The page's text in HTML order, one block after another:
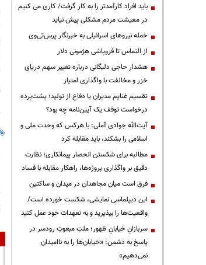
باید افراد کارآمدتر را به کار گرفت/ کاری می کنیم
در معیشت مردم مشکلی پیش نیاید
حمله نیروهای اسرائیلی به خبرنگار پرس‌تی‌وی
از التماس تا فروپاشی هژمونی دلار
هشدار حاجی دلیگانی درباره تغییر سهم دریای
خزر و مخالفت با واگذاری امتیاز
تقسیم غنایم مدیران یا دفاع از تولید؛ پشت‌پرده
درخواست توقف یک آیین‌نامه چه بود؟
آیت‌الله جوادی آملی: با هرکس که وحدت ملی و
اسلامی را بشکند، باید مقابله کرد
مطالبه برای شکستن انحصار پیمانکاری؛ نظارت
دقیق بر واگذاری پروژه‌ها، راهکار مقابله با فساد
فرق است میان مجاهدان در میدان و ساکتین
این دیپلماسی نمایشی، شکست خورده است/
واقعیت‌ها را بپذیرید و به تعهدات خود عمل کنید
سربازانِ خیابانِ ظهور؛ ملتِ مبعوثِ رودسر در
پاسخ به دشمن: «خیابان‌ها را به ناامیدان
نمی‌دهیم»